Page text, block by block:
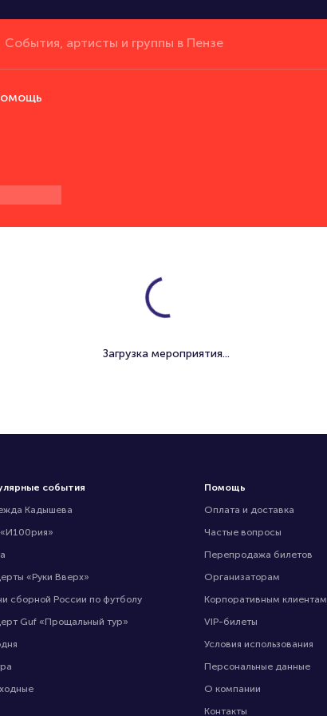
Загрузка мероприятия...
события
Кадышева
«Руки Вверх»
сборной России по футболу
Guf «Прощальный тур»
Помощь
Оплата и доставка
Частые вопросы
Перепродажа билетов
Организаторам
Корпоративным клиентам
VIP-билеты
Условия использования
Персональные данные
О компании
Контакты